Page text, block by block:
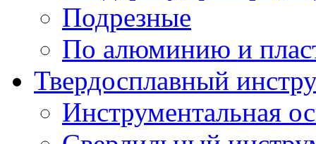
Подрезные
По алюминию и
Твердосплавный
Инструментальная